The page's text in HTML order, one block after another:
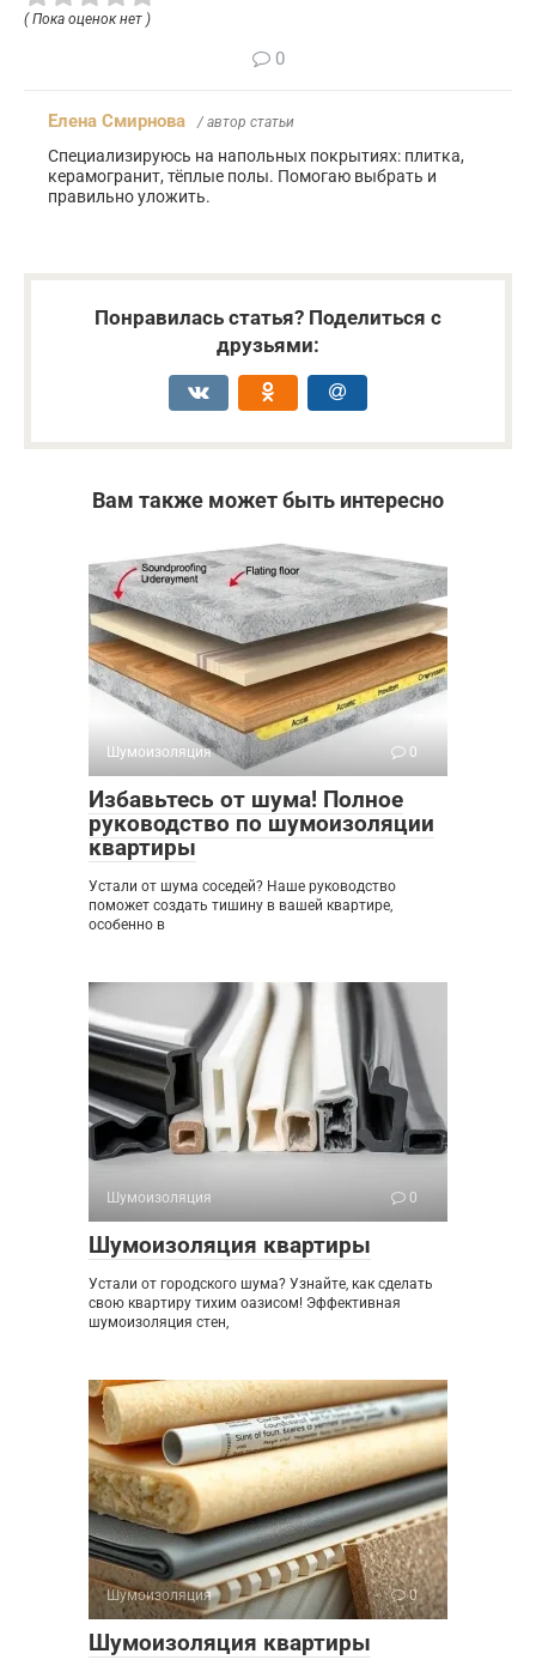
( Пока оценок нет )
0
Елена Смирнова / автор статьи
Специализируюсь на напольных покрытиях: плитка,
керамогранит, тёплые полы. Помогаю выбрать и
правильно уложить.
Понравилась статья? Поделиться с
друзьями:
Вам также может быть интересно
Шумоизоляция 0
Избавьтесь от шума! Полное
руководство по шумоизоляции
квартиры
Устали от шума соседей? Наше руководство
поможет создать тишину в вашей квартире,
особенно в
Шумоизоляция 0
Шумоизоляция квартиры
Устали от городского шума? Узнайте, как сделать
свою квартиру тихим оазисом! Эффективная
шумоизоляция стен,
Шумоизоляция 0
Шумоизоляция квартиры